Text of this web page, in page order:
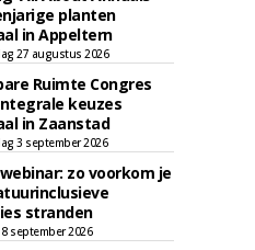
planten
in Appeltern
27 augustus 2026
Ruimte Congres
keuzes
in Zaanstad
3 september 2026
zo voorkom je
stranden
september 2026